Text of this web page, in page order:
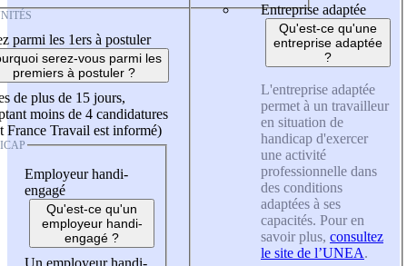
parmi les 1ers à postuler
serez-vous parmi les
premiers à postuler ?
de plus de 15 jours,
moins de 4 candidatures
France Travail est informé)
Employeur handi-
engagé
Qu'est-ce qu'un
employeur handi-
engagé ?
Entreprise adaptée
Qu'est-ce qu'une
entreprise adaptée
?
L'entreprise adaptée
permet à un travailleur
en situation de
handicap d'exercer
une activité
professionnelle dans
des conditions
adaptées à ses
capacités. Pour en
savoir plus, consultez
le site de l’UNEA.